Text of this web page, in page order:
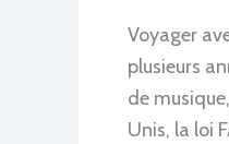
Voyager
plusieurs
de
Unis, la loi